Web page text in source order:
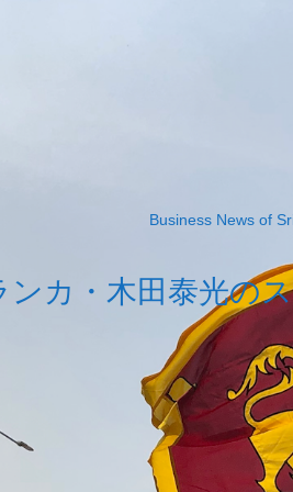
Business News of
ンカ・木田泰光の